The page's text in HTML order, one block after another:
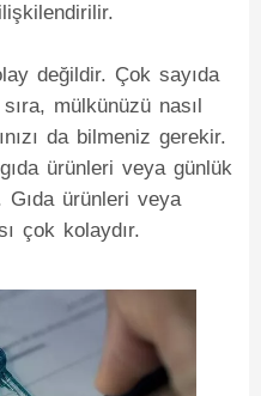
değildir. Çok sayıda
mülkünüzü nasıl
da bilmeniz gerekir.
ürünleri veya günlük
ürünleri veya
çok kolaydır.